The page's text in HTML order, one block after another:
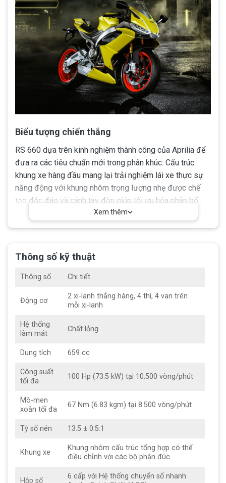
Biểu tượng chiến thắng
RS 660 dựa trên kinh nghiệm thành công của Aprilia để
đưa ra các tiêu chuẩn mới trong phân khúc. Cấu trúc
khung xe hàng đầu mang lại trải nghiệm lái xe thực sự
năng động với khung nhôm trọng lượng nhẹ được chế
tạo độc đáo và cánh tay đòn giúp tối ưu hóa phân bổ
Cá tính thể thao và những đường nét đương đại vẫn hiện
diện trên chiếc RS 660 – mẫu xe mang đến những trải
Thiết kế của RS 660 tạo ra xu hướng cho những chiếc
mô tô nhẹ và nhỏ gọn, với khối lượng tối ưu và thiết kế
khoa học, chiếc xe mang lại sự ổn định ở tốc độ cao,
thú vị và mượt mà khi cầm lái.
Xem thêm
Thông số kỹ thuật
Thông số Chi tiết
Động cơ
2 xi-lanh thẳng hàng, 4 thì, 4 van trên
mỗi xi-lanh
Hệ thống
làm mát
Chất lỏng
Dung tích 659 cc
Công suất
tối đa
100 Hp (73.5 kW) tại 10.500 vòng/phút
Mô-men
xoắn tối đa
67 Nm (6.83 kgm) tại 8.500 vòng/phút
Tỷ số nén 13.5 ± 0.5:1
Khung xe
Khung nhôm cấu trúc tổng hợp có thể
điều chỉnh với các bộ phận đúc
Hộp số
6 cấp với Hệ thống chuyển số nhanh